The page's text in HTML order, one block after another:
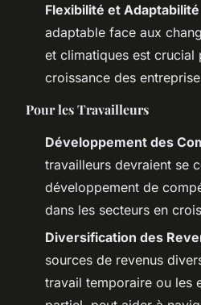
Flexibilité et Adaptabilité
adaptable face aux
et climatiques est crucial
croissance des
Pour les Travailleurs
Développement des
travailleurs devraient se
développement de
dans les secteurs en
Diversification des
sources de revenus
travail temporaire ou les